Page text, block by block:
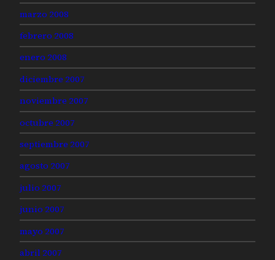
marzo 2008
febrero 2008
enero 2008
diciembre 2007
noviembre 2007
octubre 2007
septiembre 2007
agosto 2007
julio 2007
junio 2007
mayo 2007
abril 2007